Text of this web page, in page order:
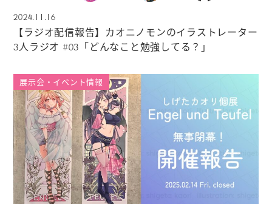
2024.11.16
【ラジオ配信報告】カオニノモンのイラストレーター
3人ラジオ #03「どんなこと勉強してる？」
展示会・イベント情報